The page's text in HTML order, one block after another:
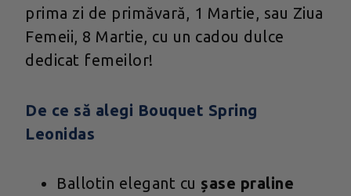
prima zi de primăvară, 1 Martie, sau Ziua
Femeii, 8 Martie, cu un cadou dulce
dedicat femeilor!
De ce să alegi Bouquet Spring
Leonidas
Ballotin elegant cu șase praline